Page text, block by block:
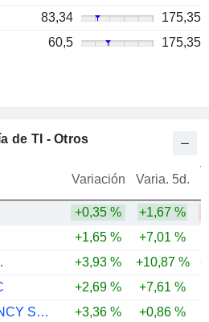
83,34
175,35
60,5 175,35
de TI - Otros
Variación Varia. 5d.
+0,35 % +1,67 %
+1,65 % +7,01 %
+3,93 % +10,87 %
+2,69 % +7,61 %
TATA CONSULTANCY SERVICES LTD.
+3,36 % +0,86 %